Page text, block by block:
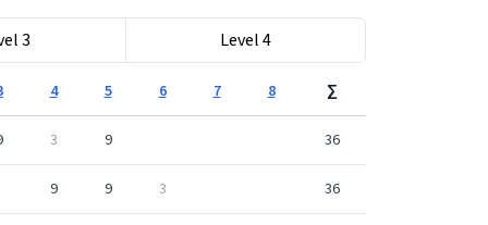
3 Level 4
4 5 6 7 8 ∑
3 9 36
9 9 3 36